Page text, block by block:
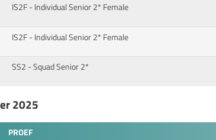
IS2F - Individual Senior 2* Female
IS2F - Individual Senior 2* Female
SS2 - Squad Senior 2*
2025
PROEF